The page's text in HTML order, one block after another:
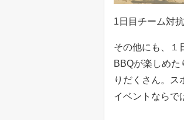
1日目チーム対
その他にも、１
BBQが楽しめ
りだくさん。ス
イベントならで